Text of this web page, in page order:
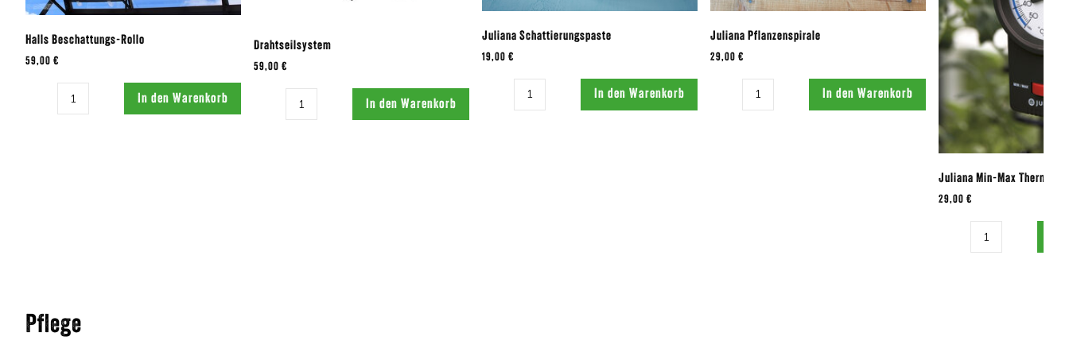
Halls Beschattungs-Rollo
59,00 €
In den Warenkorb
Drahtseilsystem
59,00 €
In den Warenkorb
Juliana Schattierungspaste
19,00 €
Menge:
In den Warenkorb
Juliana Pflanzenspirale
29,00 €
Menge:
In den Warenkorb
Juliana Min-Max
29,00 €
Menge:
Pflege